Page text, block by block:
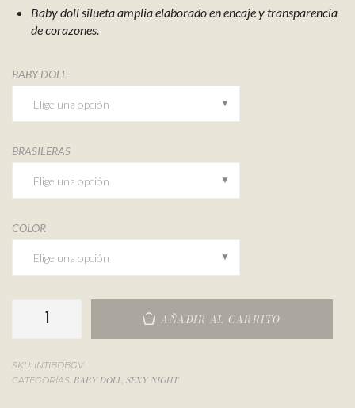
Baby doll silueta amplia elaborado en encaje y transparencia
de corazones.
BABY DOLL
BRASILERAS
COLOR
AÑADIR AL CARRITO
SKU: INTIBDBGV
CATEGORÍAS: BABY DOLL, SEXY NIGHT